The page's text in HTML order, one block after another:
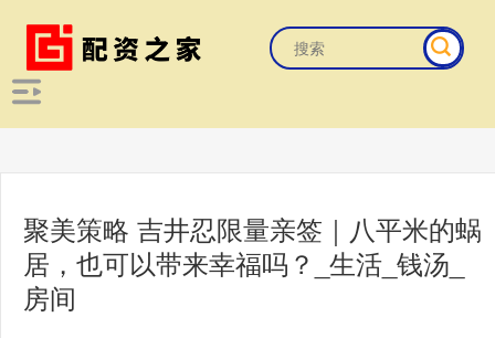
聚美策略 吉井忍限量亲签｜八平米的蜗
居，也可以带来幸福吗？_生活_钱汤_
房间